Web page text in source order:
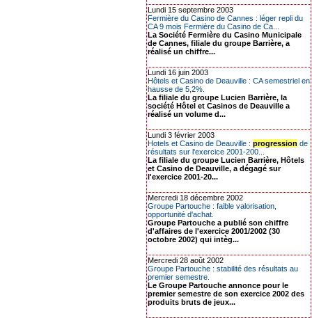
Lundi 15 septembre 2003
Fermière du Casino de Cannes : léger repli du
CA 9 mois Fermière du Casino de Ca...
La Société Fermière du Casino Municipale
de Cannes, filiale du groupe Barrière, a
réalisé un chiffre...
Lundi 16 juin 2003
Hôtels et Casino de Deauville : CA semestriel en
hausse de 5,2%.
La filiale du groupe Lucien Barrière, la
société Hôtel et Casinos de Deauville a
réalisé un volume d...
Lundi 3 février 2003
Hotels et Casino de Deauville : progression de
résultats sur l'exercice 2001-200...
La filiale du groupe Lucien Barrière, Hôtels
et Casino de Deauville, a dégagé sur
l'exercice 2001-20...
Mercredi 18 décembre 2002
Groupe Partouche : faible valorisation,
opportunité d'achat.
Groupe Partouche a publié son chiffre
d'affaires de l'exercice 2001/2002 (30
octobre 2002) qui intèg...
Mercredi 28 août 2002
Groupe Partouche : stabilité des résultats au
premier semestre.
Le Groupe Partouche annonce pour le
premier semestre de son exercice 2002 des
produits bruts de jeux...